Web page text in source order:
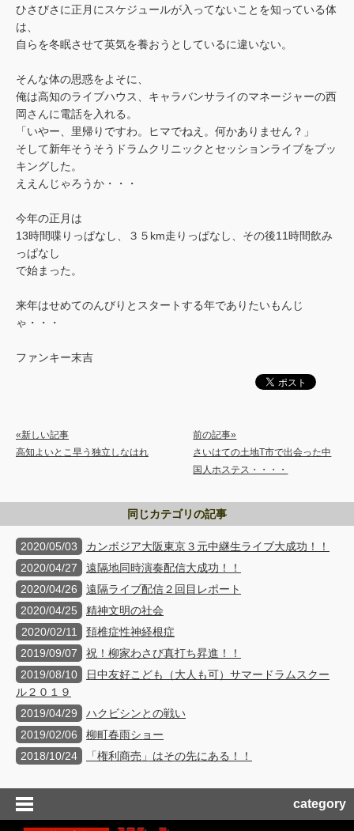
ひさびさに正月にスケジュールが入ってないことを知っている体
は、
自らを冬眠させて英気を養おうとしているに違いない。
そんな体の思惑をよそに、
俺は高知のライブハウス、キャラバンサライのマネージャーの西
岡さんに電話を入れる。
「いやー、里帰りですわ。ヒマでねえ。何かありません？」
そして新年そうそうドラムクリニックとセッションライブをブッ
キングした。
ええんじゃろうか・・・
今年の正月は
13時間喋りっぱなし、３５km走りっぱなし、その後11時間飲み
っぱなし
で始まった。
来年はせめてのんびりとスタートする年でありたいもんじ
ゃ・・・
ファンキー末吉
«新しい記事
高知よいとこ早う独立しなはれ
前の記事»
さいはての土地T市で出会った中
国人ホステス・・・・
同じカテゴリの記事
2020/05/03
カンボジア大阪東京３元中継生ライブ大成功！！
2020/04/27
遠隔地同時演奏配信大成功！！
2020/04/26
遠隔ライブ配信２回目レポート
2020/04/25
精神文明の社会
2020/02/11
頚椎症性神経根症
2019/09/07
祝！柳家わさび真打ち昇進！！
2019/08/10
日中友好こども（大人も可）サマードラムスクー
ル２０１９
2019/04/29
ハクビシンとの戦い
2019/02/06
柳町春雨ショー
2018/10/24
「権利商売」はその先にある！！
category